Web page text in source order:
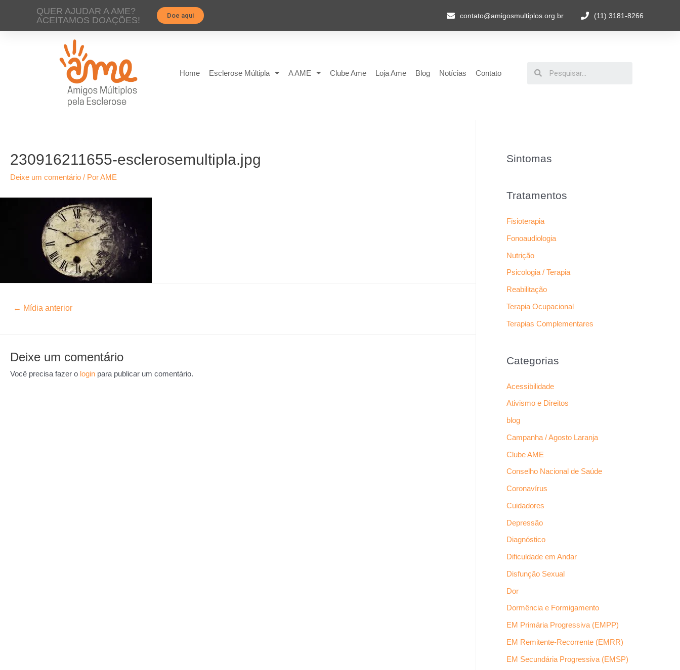
QUER AJUDAR A AME?
ACEITAMOS DOAÇÕES!
Doe aqui contato@amigosmultiplos.org.br (11) 3181-8266
Home Esclerose Múltipla A AME Clube Ame Loja Ame Blog Notícias Contato
230916211655-esclerosemultipla.jpg
Deixe um comentário / PorAME
← Mídia anterior
Deixe um comentário
Você precisa fazer o login para publicar um comentário.
Sintomas
Tratamentos
Fisioterapia
Fonoaudiologia
Nutrição
Psicologia / Terapia
Reabilitação
Terapia Ocupacional
Terapias Complementares
Categorias
Acessibilidade
Ativismo e Direitos
blog
Campanha / Agosto Laranja
Clube AME
Conselho Nacional de Saúde
Coronavírus
Cuidadores
Depressão
Diagnóstico
Dificuldade em Andar
Disfunção Sexual
Dor
Dormência e Formigamento
EM Primária Progressiva (EMPP)
EM Remitente-Recorrente (EMRR)
EM Secundária Progressiva (EMSP)